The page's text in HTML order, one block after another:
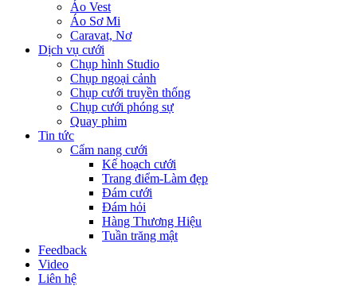
Áo Vest
Áo Sơ Mi
Caravat, Nơ
Dịch vụ cưới
Chụp hình Studio
Chụp ngoại cảnh
Chụp cưới truyền thống
Chụp cưới phóng sự
Quay phim
Tin tức
Cẩm nang cưới
Kế hoạch cưới
Trang điểm-Làm đẹp
Đám cưới
Đám hỏi
Hàng Thương Hiệu
Tuần trăng mật
Feedback
Video
Liên hệ